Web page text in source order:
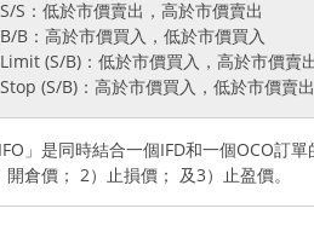
S：低於市價賣出，高於市價賣出
B：高於市價買入，低於市價買入
(S/B)：低於市價買入，高於市價賣
(S/B)：高於市價買入，低於市價賣出
IFO」是同時結合一個IFD和一個OCO訂
開倉價； 2）止損價； 及3）止盈價。